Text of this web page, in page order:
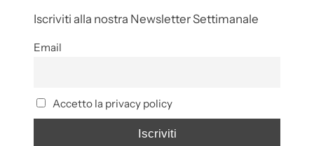
Iscriviti alla nostra Newsletter Settimanale
Email
Accetto la privacy policy